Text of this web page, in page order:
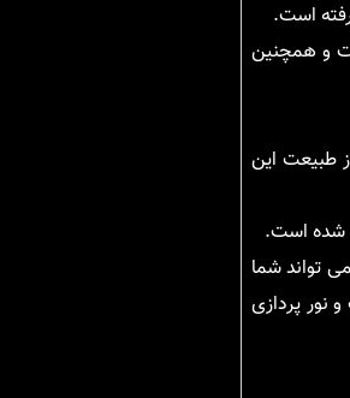
و همچنین
طبیعت این
شده است.
تواند شما
نور پردازی